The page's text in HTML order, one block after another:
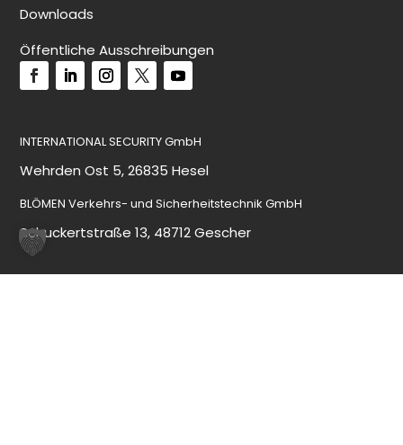
Downloads
Öffentliche Ausschreibungen
INTERNATIONAL SECURITY GmbH
Wehrden Ost 5, 26835 Hesel
BLÖMEN Verkehrs- und Sicherheitstechnik GmbH
Schuckertstraße 13, 48712 Gescher